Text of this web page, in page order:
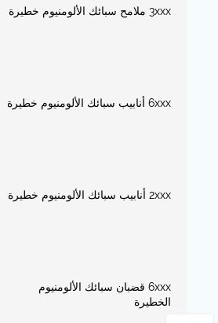
3xxx ملامح سبائك الألومنيوم خطيرة
6xxx أنابيب سبائك الألومنيوم خطيرة
2xxx أنابيب سبائك الألومنيوم خطيرة
6xxx قضبان سبائك الألومنيوم
الخطيرة